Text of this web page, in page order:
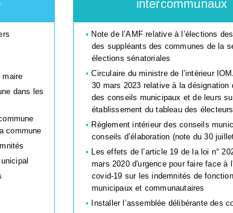
maire
dans les
commune
intercommunaux
Note de l’AMF relative à l’élections
des suppléants des communes de la
élections sénatoriales
Circulaire du ministre de l’intérieur
30 mars 2023 relative à la désignation
des conseils municipaux et de leurs
établissement du tableau des
Règlement intérieur des conseils
conseils d’élaboration (note du 30
Les effets de l’article 19 de la loi n°
mars 2020 d'urgence pour faire face à
covid-19 sur les indemnités de
municipaux et communautaires
Installer l’assemblée délibérante des